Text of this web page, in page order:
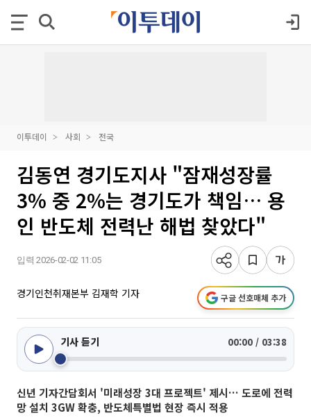
이투데이 사회 전국
김동연 경기도지사 "잠재성장률
3% 중 2%는 경기도가 책임… 용
인 반도체 전력난 해법 찾았다"
입력 2026-02-02 11:05
경기인천취재본부 김재학 기자 구글 선호매체 추가
기사 듣기 00:00 / 03:38
신년 기자간담회서 '미래성장 3대 프로젝트' 제시… 도로에 전력
망 설치 3GW 확충, 반도체특별법 현장 즉시 적용